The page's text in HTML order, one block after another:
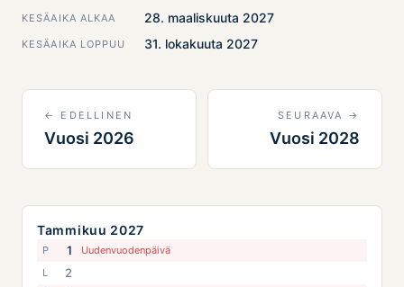
KESÄAIKA ALKAA 28. maaliskuuta 2027
KESÄAIKA LOPPUU 31. lokakuuta 2027
← EDELLINEN
Vuosi 2026
SEURAAVA →
Vuosi 2028
Tammikuu 2027
P 1
Uudenvuodenpäivä
L
2